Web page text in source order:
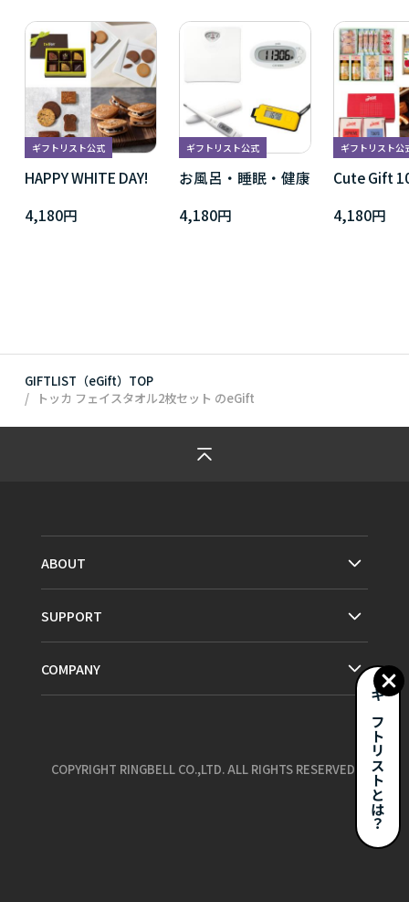
ギフトリスト公式
HAPPY WHITE DAY!
4,180円
ギフトリスト公式
お風呂・睡眠・健康
4,180円
ギフトリスト公
Cute Gift
4,180円
GIFTLIST（eGift）TOP
トッカ フェイスタオル2枚セット のeGift
ギフトリストとは？
ABOUT
SUPPORT
COMPANY
COPYRIGHT RINGBELL CO.,LTD. ALL RIGHTS RESERVED.